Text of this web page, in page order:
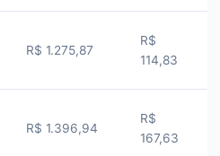
R$ 1.275,87
R$
114,83
R$ 1.396,94
R$
167,63